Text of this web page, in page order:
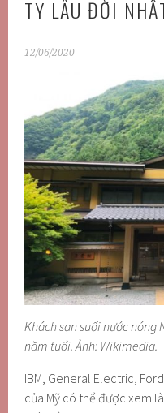
TY LÂU ĐỜI
12/06/2020
Khách sạn suối nước nóng
năm tuổi. Ảnh: Wikimedia.
IBM, General Electric,
của Mỹ có thể được xem